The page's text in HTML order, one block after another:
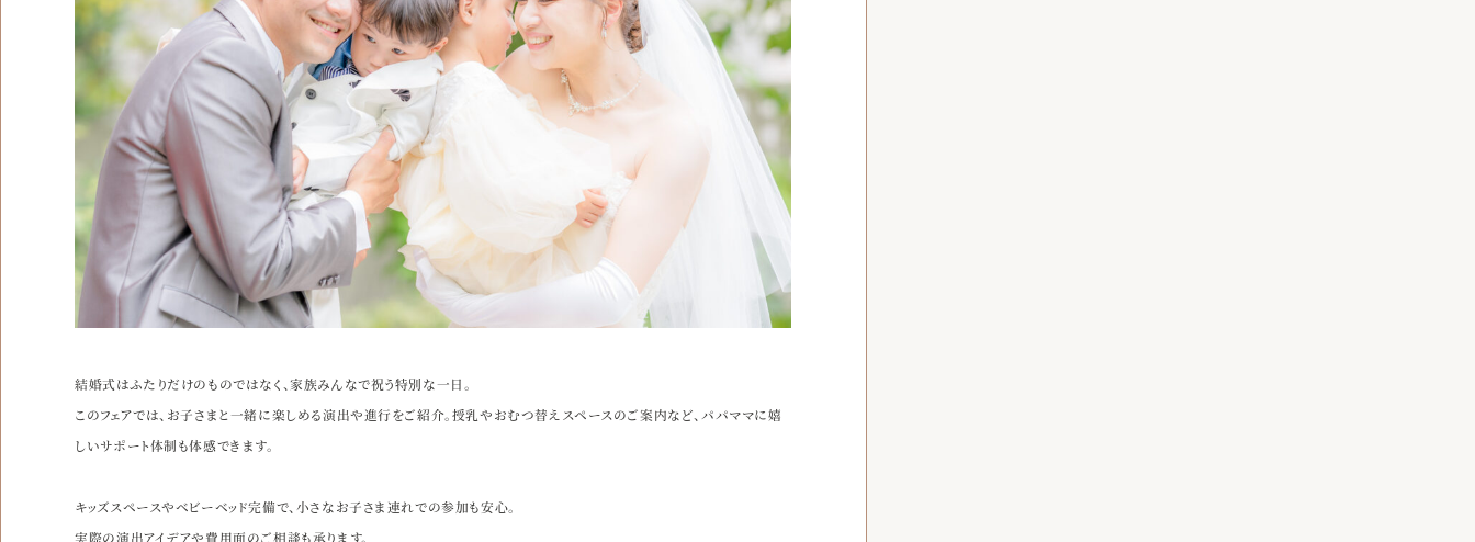
結婚式はふたりだけのものではなく、家族みんなで祝う特別な一日。
このフェアでは、お子さまと一緒に楽しめる演出や進行をご紹介。授乳やおむつ替えスペースのご案内など、パパママに嬉
しいサポート体制も体感できます。
キッズスペースやベビーベッド完備で、小さなお子さま連れでの参加も安心。
実際の演出アイデアや費用面のご相談も承ります。